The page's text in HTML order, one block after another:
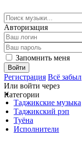
Авторизация
Запомнить меня
Войти
Регистрация Всё забыл
Или войти через
Категории
Таджикские музыка
Таджикский рэп
Туёна
Исполнители